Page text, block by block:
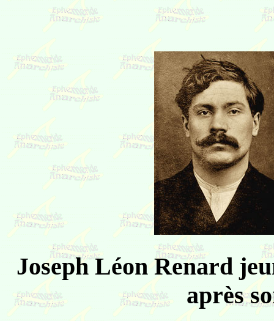
Joseph Léon Renard
après